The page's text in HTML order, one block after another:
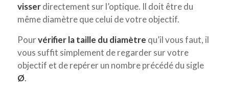
visserdirectement sur l’optique. Il doit être du
même diamètre que celui de votre objectif.
Pourvérifier la taille du diamètre qu’il vous faut, il
vous suffit simplement de regarder sur votre
objectif et de repérer un nombre précédé du sigle
Ø.